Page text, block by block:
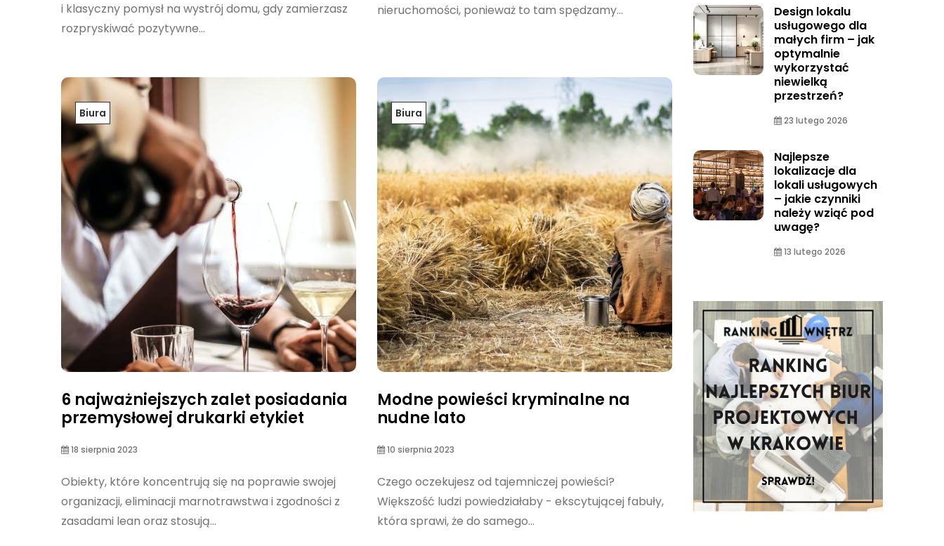
i klasyczny pomysł na wystrój domu, gdy zamierzasz
rozpryskiwać pozytywne...
nieruchomości, ponieważ to tam spędzamy...
Biura
6 najważniejszych zalet posiadania
przemysłowej drukarki etykiet
18 sierpnia 2023
Obiekty, które koncentrują się na poprawie swojej
organizacji, eliminacji marnotrawstwa i zgodności z
zasadami lean oraz stosują...
Biura
Modne powieści kryminalne na
nudne lato
10 sierpnia 2023
Czego oczekujesz od tajemniczej powieści?
Większość ludzi powiedziałaby - ekscytującej fabuły,
która sprawi, że do samego...
Design lokalu
usługowego dla
małych firm – jak
optymalnie
wykorzystać
niewielką
przestrzeń?
23 lutego 2026
Najlepsze
lokalizacje dla
lokali usługowych
– jakie czynniki
należy wziąć pod
uwagę?
13 lutego 2026